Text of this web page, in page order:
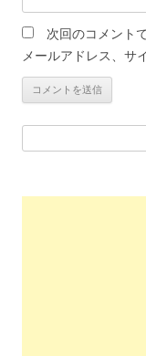
次回のコメント
メールアドレス、サ
索: